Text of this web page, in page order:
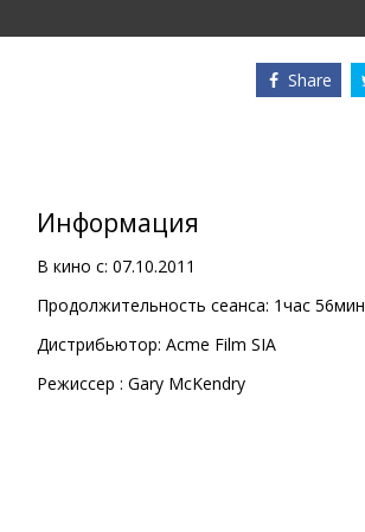
Share
Информация
В кино с: 07.10.2011
Продолжительность сеанса: 1час 56мин
Дистрибьютор: Acme Film SIA
Pежиссер : Gary McKendry